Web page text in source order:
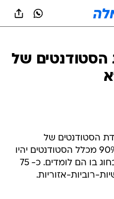
הסטודנטים של
הסטודנטים של
אוניברסיטת תל אביב. כ-90% מכלל הסטודנטים יהיו
זכאים להצביע עבור נציג בחוג בו הם לומדים. כ- 75
רוביות-אזוריות.